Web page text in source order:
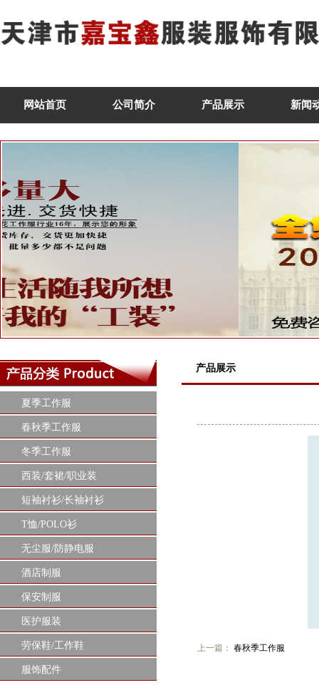
网站首页 公司简介 产品展示 新闻
夏季工作服
春秋季工作服
冬季工作服
西装/套裙/职业装
短袖衬衫/长袖衬衫
T恤/POLO衫
无尘服/防静电服
酒店制服
保安制服
医护服装
劳保鞋/工作鞋
服饰配件
产品展示
上一篇： 春秋季工作服